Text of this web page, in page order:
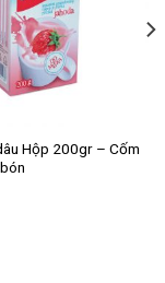
Hộp 200gr – Cốm